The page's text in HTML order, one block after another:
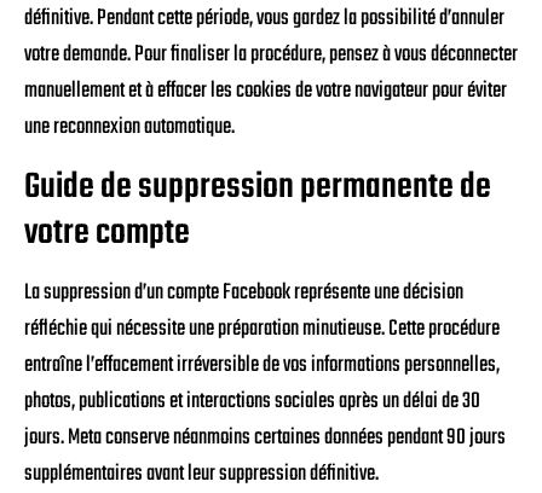
définitive. Pendant cette période, vous gardez la possibilité d’annuler
votre demande. Pour finaliser la procédure, pensez à vous déconnecter
manuellement et à effacer les cookies de votre navigateur pour éviter
une reconnexion automatique.
Guide de suppression permanente de
votre compte
La suppression d’un compte Facebook représente une décision
réfléchie qui nécessite une préparation minutieuse. Cette procédure
entraîne l’effacement irréversible de vos informations personnelles,
photos, publications et interactions sociales après un délai de 30
jours. Meta conserve néanmoins certaines données pendant 90 jours
supplémentaires avant leur suppression définitive.